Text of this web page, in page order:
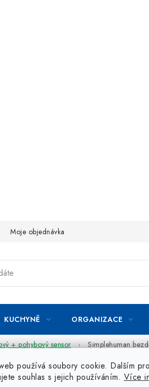
používá soubory cookie. Dalším
souhlas s jejich používáním. Více
Moje objednávka
KUCHYNĚ ORGANIZACE
+ pohybový sensor Simplehuman